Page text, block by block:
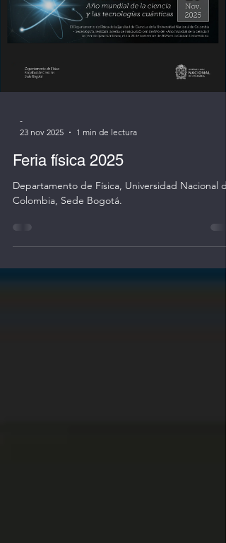
23 nov 2025
1 min de lectura
Feria física 2025
Colombia, Sede Bogotá.